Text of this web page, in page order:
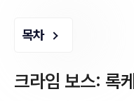
목차
크라임 보스: 록